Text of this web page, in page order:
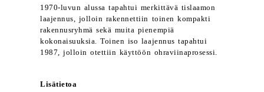
1970-luvun alussa tapahtui merkittävä tislaamon
laajennus, jolloin rakennettiin toinen kompakti
rakennusryhmä sekä muita pienempiä
kokonaisuuksia. Toinen iso laajennus tapahtui
1987, jolloin otettiin käyttöön ohraviinaprosessi.
Lisätietoa